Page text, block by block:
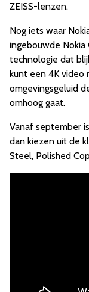
ZEISS-lenzen.
Nog iets waar
ingebouwde Nokia
technologie dat
kunt een 4K video
omgevingsgeluid
omhoog gaat.
Vanaf september
dan kiezen uit de
Steel, Polished